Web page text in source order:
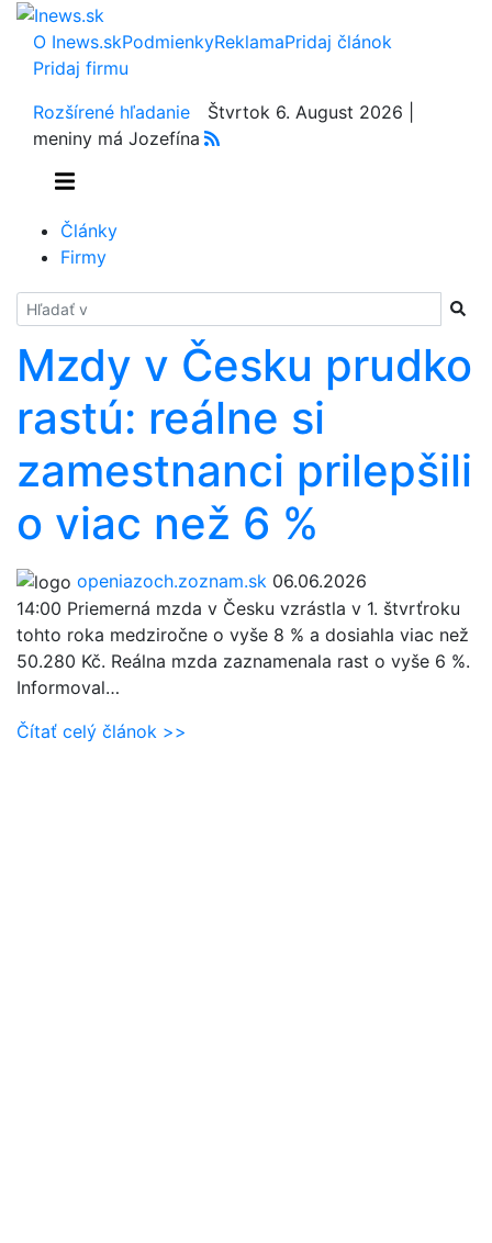
O Inews.skPodmienkyReklamaPridaj článok
Pridaj firmu
Rozšírené hľadanie
Štvrtok 6. August 2026 |
meniny má Jozefína
Články
Firmy
Hladať
Mzdy v Česku prudko
rastú: reálne si
zamestnanci prilepšili
o viac než 6 %
openiazoch.zoznam.sk 06.06.2026
14:00 Priemerná mzda v Česku vzrástla v 1. štvrťroku
tohto roka medziročne o vyše 8 % a dosiahla viac než
50.280 Kč. Reálna mzda zaznamenala rast o vyše 6 %.
Informoval…
Čítať celý článok >>